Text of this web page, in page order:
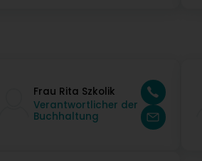
Frau Rita Szkolik
Verantwortlicher der
Buchhaltung